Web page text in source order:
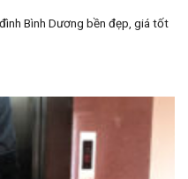
Bình Dương bền đẹp, giá tốt